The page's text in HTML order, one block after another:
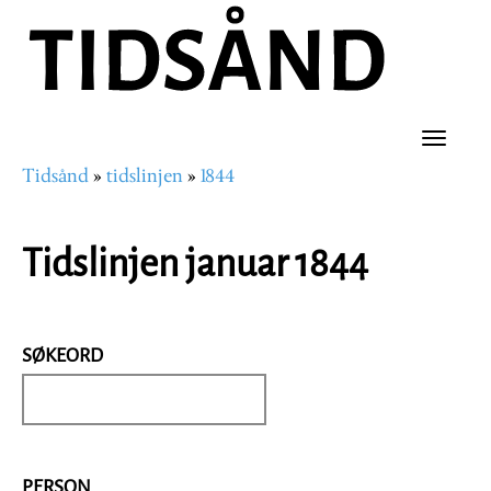
hovedinnhold
Toggle
Navigasjonssti
Tidsånd tidslinjen 1844
Tidslinjen januar 1844
SØKEORD
PERSON